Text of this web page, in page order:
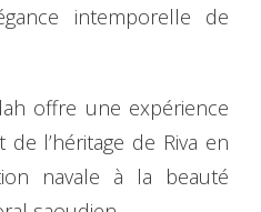
intemporelle de
offre une expérience
l’héritage de Riva en
navale à la beauté